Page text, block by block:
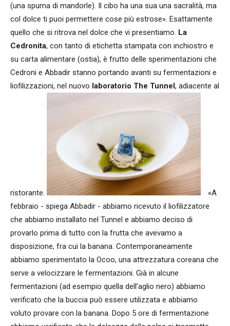
(una spuma di mandorle). Il cibo ha una sua una sacralità, ma
col dolce ti puoi permettere cose più estrose». Esattamente
quello che si ritrova nel dolce che vi presentiamo. La
Cedronita, con tanto di etichetta stampata con inchiostro e
su carta alimentare (ostia), è frutto delle sperimentazioni che
Cedroni e Abbadir stanno portando avanti su fermentazioni e
liofilizzazioni, nel nuovo laboratorio The Tunnel, adiacente al
ristorante.
«A
febbraio - spiega Abbadir - abbiamo ricevuto il liofilizzatore
che abbiamo installato nel Tunnel e abbiamo deciso di
provarlo prima di tutto con la frutta che avevamo a
disposizione, fra cui la banana. Contemporaneamente
abbiamo sperimentato la Ocoo, una attrezzatura coreana che
serve a velocizzare le fermentazioni. Già in alcune
fermentazioni (ad esempio quella dell’aglio nero) abbiamo
verificato che la buccia può essere utilizzata e abbiamo
voluto provare con la banana. Dopo 5 ore di fermentazione